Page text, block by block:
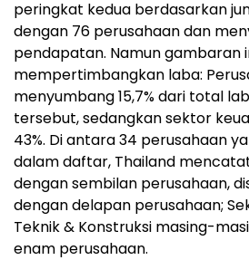
peringkat kedua berdasarkan
dengan 76 perusahaan dan
pendapatan. Namun gambaran
mempertimbangkan laba:
menyumbang 15,7% dari total
tersebut, sedangkan sektor
43%. Di antara 34 perusahaan
dalam daftar, Thailand
dengan sembilan perusahaan,
dengan delapan perusahaan;
Teknik & Konstruksi masing-
enam perusahaan.